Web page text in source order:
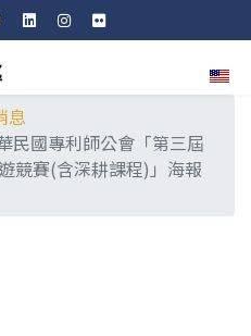
選擇
息
民國專利師公會「第三屆
競賽(含深耕課程)」海報